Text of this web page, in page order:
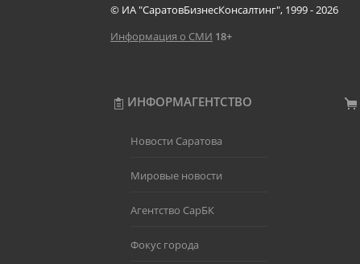
© ИА "СаратовБизнесКонсалтинг", 1999 - 2026
Информация о СМИ 18+
ИНФОРМАГЕНТСТВО
Новости Саратова
Мировые новости
Агентство СарБК
Фокус города